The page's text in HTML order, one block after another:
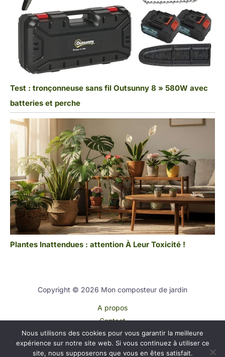
Test : tronçonneuse sans fil Outsunny 8 » 580W avec
batteries et perche
Plantes Inattendues : attention À Leur Toxicité !
Copyright © 2026 Mon composteur de jardin
A propos
Contact
Plan du site
Mentions légales
Nous utilisons des cookies pour vous garantir la meilleure
expérience sur notre site web. Si vous continuez à utiliser ce
site, nous supposerons que vous en êtes satisfait.